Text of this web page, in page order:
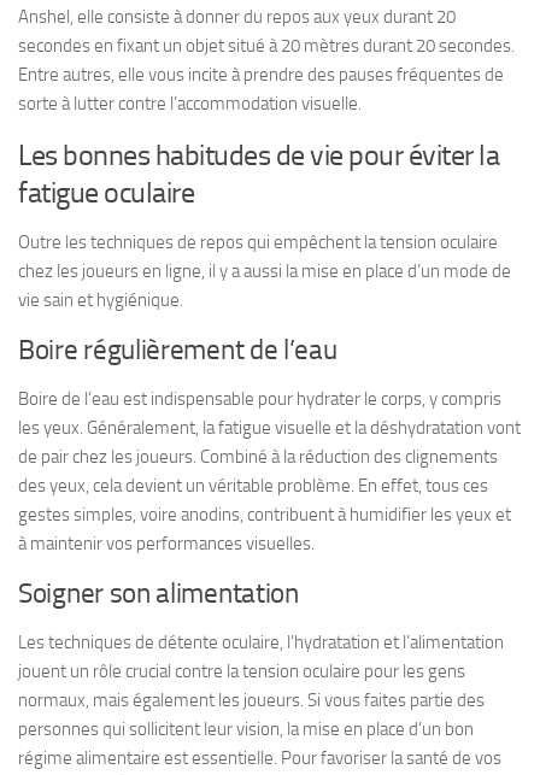
Anshel, elle consiste à donner du repos aux yeux durant 20
secondes en fixant un objet situé à 20 mètres durant 20 secondes.
Entre autres, elle vous incite à prendre des pauses fréquentes de
sorte à lutter contre l’accommodation visuelle.
Les bonnes habitudes de vie pour éviter la
fatigue oculaire
Outre les techniques de repos qui empêchent la tension oculaire
chez les joueurs en ligne, il y a aussi la mise en place d’un mode de
vie sain et hygiénique.
Boire régulièrement de l’eau
Boire de l’eau est indispensable pour hydrater le corps, y compris
les yeux. Généralement, la fatigue visuelle et la déshydratation vont
de pair chez les joueurs. Combiné à la réduction des clignements
des yeux, cela devient un véritable problème. En effet, tous ces
gestes simples, voire anodins, contribuent à humidifier les yeux et
à maintenir vos performances visuelles.
Soigner son alimentation
Les techniques de détente oculaire, l’hydratation et l’alimentation
jouent un rôle crucial contre la tension oculaire pour les gens
normaux, mais également les joueurs. Si vous faites partie des
personnes qui sollicitent leur vision, la mise en place d’un bon
régime alimentaire est essentielle. Pour favoriser la santé de vos